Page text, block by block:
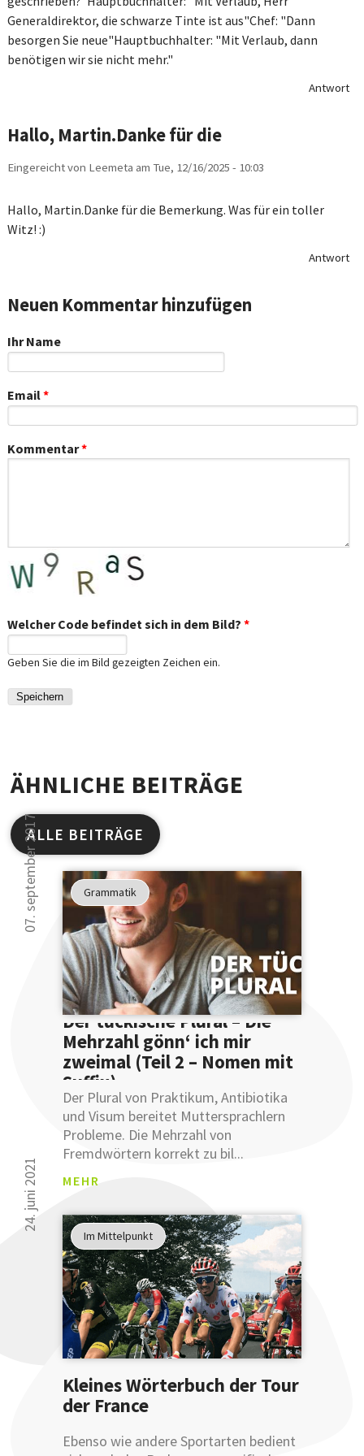
Generaldirektor, die schwarze Tinte ist aus"Chef: "Dann
besorgen Sie neue"Hauptbuchhalter: "Mit Verlaub, dann
benötigen wir sie nicht mehr."
Antwort
Hallo, Martin.Danke für die
Eingereicht von Leemeta am Tue, 12/16/2025 - 10:03
Hallo, Martin.Danke für die Bemerkung. Was für ein toller
Witz! :)
Antwort
Neuen Kommentar hinzufügen
Ihr Name
Email*
Kommentar*
Welcher Code befindet sich in dem Bild? *
Geben Sie die im Bild gezeigten Zeichen ein.
ÄHNLICHE BEITRÄGE
ALLE BEITRÄGE
07. september 2017 Grammatik
Der tückische Plural – Die
Mehrzahl gönn‘ ich mir
zweimal (Teil 2 – Nomen mit
Suffix)
Der Plural von Praktikum, Antibiotika
und Visum bereitet Muttersprachlern
Probleme. Die Mehrzahl von
Fremdwörtern korrekt zu bil...
MEHR
24. juni 2021
Im Mittelpunkt
Kleines Wörterbuch der Tour
der France
Ebenso wie andere Sportarten bedient
Studien
gezeigt
... dass
Sie Ihre
bereits
einer
an
unsere
Glauben
Sie uns
nicht?
Testen
Sie uns.
30 000 Leser
sich nicht irren.
ELDU